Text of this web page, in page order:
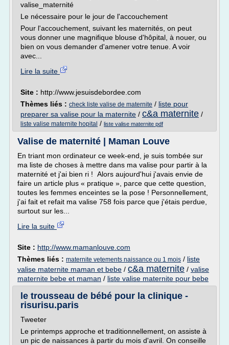
valise_maternité
Le nécessaire pour le jour de l'accouchement
Pour l'accouchement, suivant les maternités, on peut
vous donner une magnifique blouse d'hôpital, à nouer, ou
bien on vous demander d'amener votre tenue. A voir
avec...
Lire la suite
Site : http://www.jesuisdebordee.com
Thèmes liés : check liste valise de maternite / liste pour
preparer sa valise pour la maternite / c&a maternite /
liste valise maternite hopital / liste valise maternite pdf
Valise de maternité | Maman Louve
En triant mon ordinateur ce week-end, je suis tombée sur
ma liste de choses à mettre dans ma valise pour partir à la
maternité et j'ai bien ri ! Alors aujourd'hui j'avais envie de
faire un article plus « pratique », parce que cette question,
toutes les femmes enceintes se la pose ! Personnellement,
j'ai fait et refait ma valise 758 fois parce que j'étais perdue,
surtout sur les...
Lire la suite
Site : http://www.mamanlouve.com
Thèmes liés : maternite vetements naissance ou 1 mois / liste
valise maternite maman et bebe / c&a maternite / valise
maternite bebe et maman / liste valise maternite pour bebe
le trousseau de bébé pour la clinique -
risurisu.paris
Tweeter
Le printemps approche et traditionnellement, on assiste à
un pic de naissances à partir du mois d'avril. On conseille